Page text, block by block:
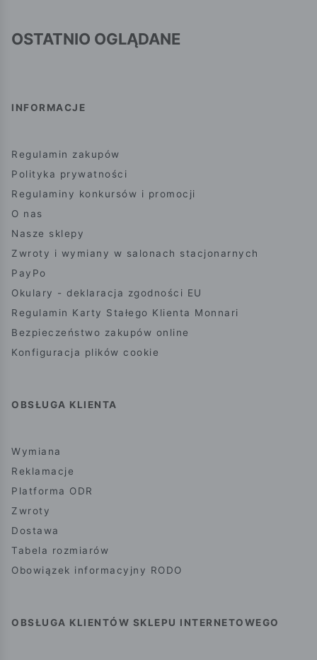
OSTATNIO OGLĄDANE
INFORMACJE
Regulamin zakupów
Polityka prywatności
Regulaminy konkursów i promocji
O nas
Nasze sklepy
Zwroty i wymiany w salonach stacjonarnych
PayPo
Okulary - deklaracja zgodności EU
Regulamin Karty Stałego Klienta Monnari
Bezpieczeństwo zakupów online
Konfiguracja plików cookie
OBSŁUGA KLIENTA
Wymiana
Reklamacje
Platforma ODR
Zwroty
Dostawa
Tabela rozmiarów
Obowiązek informacyjny RODO
OBSŁUGA KLIENTÓW SKLEPU INTERNETOWEGO